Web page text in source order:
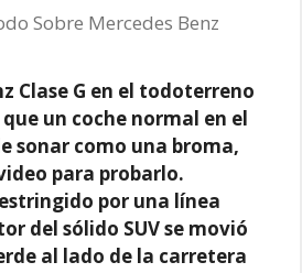
Sobre Mercedes Benz
Clase G en el todoterreno
un coche normal en el
sonar como una broma,
para probarlo.
por una línea
del sólido SUV se movió
al lado de la carretera